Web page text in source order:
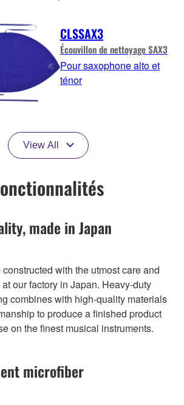
CLSSAX3
Écouvillon de nettoyage SAX3
Pour saxophone alto et
ténor
View All
made in Japan
with the utmost care and
our factory in Japan. Heavy-duty
combines with high-quality materials
to produce a finished product
on the finest musical instruments.
microfiber